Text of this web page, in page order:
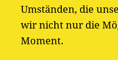
Umständen, die
wir nicht nur die
Moment.